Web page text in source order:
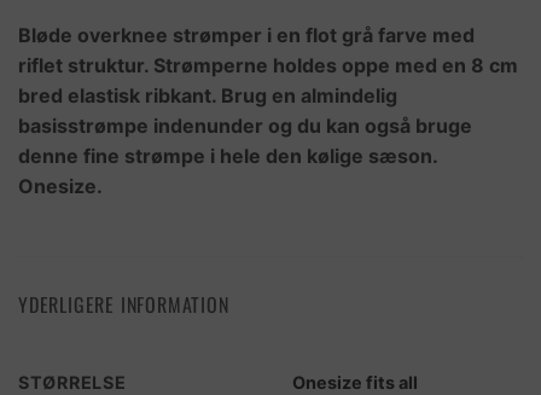
Bløde overknee strømper i en flot grå farve med
riflet struktur. Strømperne holdes oppe med en 8 cm
bred elastisk ribkant. Brug en almindelig
basisstrømpe indenunder og du kan også bruge
denne fine strømpe i hele den kølige sæson.
Onesize.
YDERLIGERE INFORMATION
STØRRELSE Onesize fits all